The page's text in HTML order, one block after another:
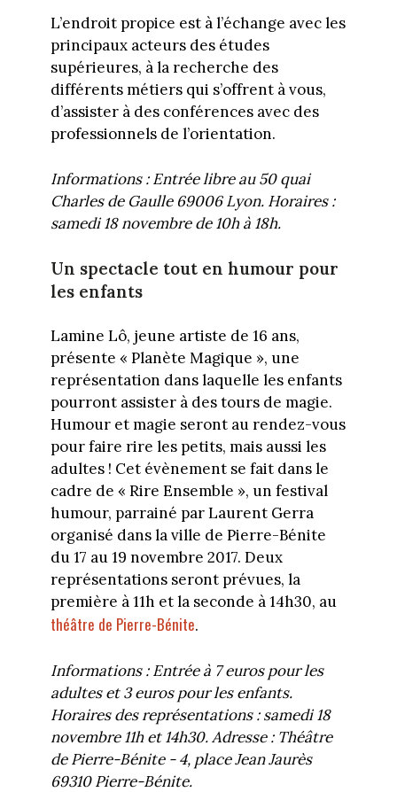
L’endroit propice est à l’échange avec les
principaux acteurs des études
supérieures, à la recherche des
différents métiers qui s’offrent à vous,
d’assister à des conférences avec des
professionnels de l’orientation.
Informations : Entrée libre au 50 quai
Charles de Gaulle 69006 Lyon. Horaires :
samedi 18 novembre de 10h à 18h.
Un spectacle tout en humour pour
les enfants
Lamine Lô, jeune artiste de 16 ans,
présente « Planète Magique », une
représentation dans laquelle les enfants
pourront assister à des tours de magie.
Humour et magie seront au rendez-vous
pour faire rire les petits, mais aussi les
adultes ! Cet évènement se fait dans le
cadre de « Rire Ensemble », un festival
humour, parrainé par Laurent Gerra
organisé dans la ville de Pierre-Bénite
du 17 au 19 novembre 2017. Deux
représentations seront prévues, la
première à 11h et la seconde à 14h30, au
théâtre de Pierre-Bénite.
Informations : Entrée à 7 euros pour les
adultes et 3 euros pour les enfants.
Horaires des représentations : samedi 18
novembre 11h et 14h30. Adresse : Théâtre
de Pierre-Bénite - 4, place Jean Jaurès
69310 Pierre-Bénite.